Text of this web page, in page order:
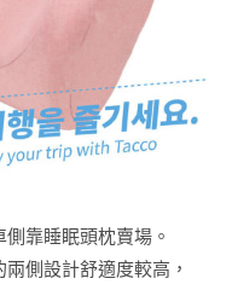
靠睡眠頭枕賣場。
側設計舒適度較高，